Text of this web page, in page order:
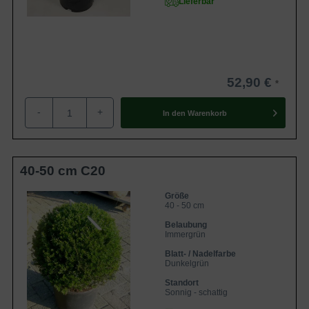
Kinder und Haustiere sollte man von Eiben fernhalten; vor
Der Preis ist zum einen abhängig von der
finden. Des Weiteren ist unsere preisgünstige
wurzelnackte Ware für wenige Wochen im Frühjahr und
Herbst verfügbar. In folgender Tabelle sind einige Beispiele
der Heimischen Eibe 'Kugelform' mit Preisangaben
aufgeführt:
Name
Größe und
Wurzelverpackung
52,90 €
- + In den Warenkorb
40-50 cm C20
Größe
40 - 50 cm
Belaubung
Immergrün
Blatt- / Nadelfarbe
Dunkelgrün
Standort
Sonnig - schattig